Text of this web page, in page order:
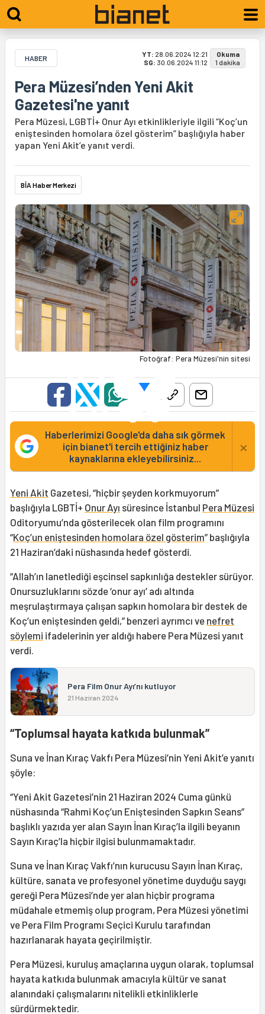
HABER YT: 28.06.2024 12:21
SG: 30.06.2024 11:12
Okuma
1 dakika
Pera Müzesi’nden Yeni Akit
Gazetesi'ne yanıt
Pera Müzesi, LGBTİ+ Onur Ayı etkinlikleriyle ilgili “Koç’un
eniştesinden homolara özel gösterim” başlığıyla haber
yapan Yeni Akit’e yanıt verdi.
BİA Haber Merkezi
Fotoğraf: Pera Müzesi'nin sitesi
Haberlerimizi Google'da daha sık görmek
için bianet'i tercih ettiğiniz haber
kaynaklarına ekleyebilirsiniz...
×
Yeni Akit Gazetesi, “hiçbir şeyden korkmuyorum”
başlığıyla LGBTİ+ Onur Ayı süresince İstanbul Pera Müzesi
Oditoryumu’nda gösterilecek olan film programını
“Koç’un eniştesinden homolara özel gösterim” başlığıyla
21 Haziran’daki nüshasında hedef gösterdi.
“Allah’ın lanetlediği eşcinsel sapkınlığa destekler sürüyor.
Onursuzluklarını sözde ‘onur ayı’ adı altında
meşrulaştırmaya çalışan sapkın homolara bir destek de
Koç’un eniştesinden geldi,” benzeri ayrımcı ve nefret
söylemi ifadelerinin yer aldığı habere Pera Müzesi yanıt
verdi.
Pera Film Onur Ayı’nı kutluyor
21 Haziran 2024
“Toplumsal hayata katkıda bulunmak”
Suna ve İnan Kıraç Vakfı Pera Müzesi’nin Yeni Akit’e yanıtı
şöyle:
“Yeni Akit Gazetesi’nin 21 Haziran 2024 Cuma günkü
nüshasında “Rahmi Koç’un Eniştesinden Sapkın Seans”
başlıklı yazıda yer alan Sayın İnan Kıraç’la ilgili beyanın
Sayın Kıraç’la hiçbir ilgisi bulunmamaktadır.
Suna ve İnan Kıraç Vakfı’nın kurucusu Sayın İnan Kıraç,
kültüre, sanata ve profesyonel yönetime duyduğu saygı
gereği Pera Müzesi’nde yer alan hiçbir programa
müdahale etmemiş olup program, Pera Müzesi yönetimi
ve Pera Film Programı Seçici Kurulu tarafından
hazırlanarak hayata geçirilmiştir.
Pera Müzesi, kuruluş amaçlarına uygun olarak, toplumsal
hayata katkıda bulunmak amacıyla kültür ve sanat
alanındaki çalışmalarını nitelikli etkinliklerle
sürdürmektedir.